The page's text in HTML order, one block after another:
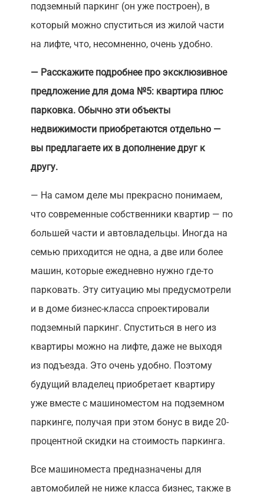
подземный паркинг (он уже построен), в
который можно спуститься из жилой части
на лифте, что, несомненно, очень удобно.
— Расскажите подробнее про эксклюзивное
предложение для дома №5: квартира плюс
парковка. Обычно эти объекты
недвижимости приобретаются отдельно —
вы предлагаете их в дополнение друг к
другу.
— На самом деле мы прекрасно понимаем,
что современные собственники квартир — по
большей части и автовладельцы. Иногда на
семью приходится не одна, а две или более
машин, которые ежедневно нужно где-то
парковать. Эту ситуацию мы предусмотрели
и в доме бизнес-класса спроектировали
подземный паркинг. Спуститься в него из
квартиры можно на лифте, даже не выходя
из подъезда. Это очень удобно. Поэтому
будущий владелец приобретает квартиру
уже вместе с машиноместом на подземном
паркинге, получая при этом бонус в виде 20-
процентной скидки на стоимость паркинга.
Все машиноместа предназначены для
автомобилей не ниже класса бизнес, также в